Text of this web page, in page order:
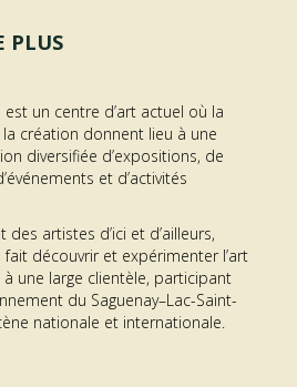
PLUS
est un centre d’art actuel où la
création donnent lieu à une
diversifiée d’expositions, de
et d’activités
des artistes d’ici et d’ailleurs,
fait découvrir et expérimenter l’art
à une large clientèle, participant
du Saguenay–Lac-Saint-
nationale et internationale.
D’EMPLOI –
À L’ACCUEIL
PUBLICS
plus...about Offre d’emploi – Agent·e